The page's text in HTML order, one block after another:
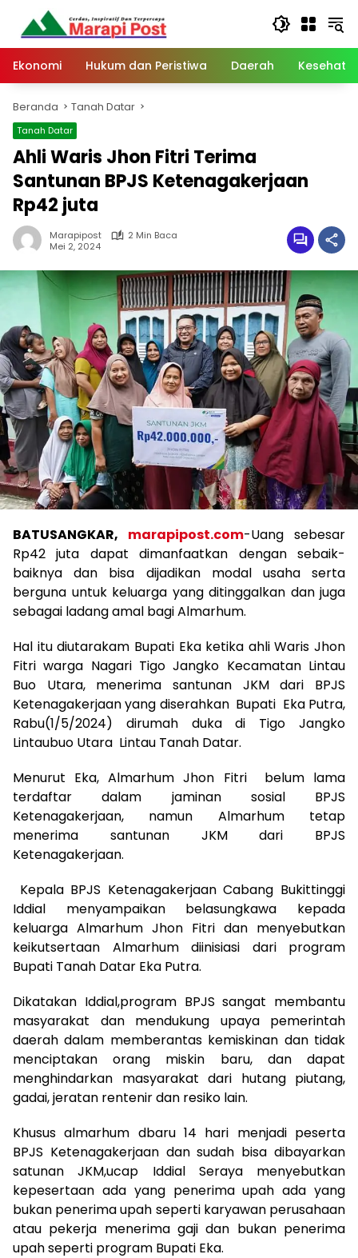
Langsung
konten
Ekonomi
Hukum dan Peristiwa Daerah
Beranda Tanah Datar
Tanah Datar
Ahli Waris Jhon Fitri Terima
Santunan BPJS Ketenagakerjaan
Rp42 juta
Marapipost
2 Min Baca
Mei 2, 2024
BATUSANGKAR, marapipost.com-Uang sebesar
Rp42 juta dapat dimanfaatkan dengan sebaik-
baiknya dan bisa dijadikan modal usaha serta
berguna untuk keluarga yang ditinggalkan dan juga
sebagai ladang amal bagi Almarhum.
Hal itu diutarakam Bupati Eka ketika ahli Waris Jhon
Fitri warga Nagari Tigo Jangko Kecamatan Lintau
Buo Utara, menerima santunan JKM dari BPJS
Ketenagakerjaan yang diserahkan Bupati Eka Putra,
Rabu(1/5/2024) dirumah duka di Tigo Jangko
Lintaubuo Utara Lintau Tanah Datar.
Menurut Eka, Almarhum Jhon Fitri belum lama
terdaftar dalam jaminan sosial BPJS
Ketenagakerjaan, namun Almarhum tetap
menerima santunan JKM dari BPJS
Ketenagakerjaan.
Kepala BPJS Ketenagakerjaan Cabang Bukittinggi
Iddial menyampaikan belasungkawa kepada
keluarga Almarhum Jhon Fitri dan menyebutkan
keikutsertaan Almarhum diinisiasi dari program
Bupati Tanah Datar Eka Putra.
Dikatakan Iddial,program BPJS sangat membantu
masyarakat dan mendukung upaya pemerintah
daerah dalam memberantas kemiskinan dan tidak
menciptakan orang miskin baru, dan dapat
menghindarkan masyarakat dari hutang piutang,
gadai, jeratan rentenir dan resiko lain.
Khusus almarhum dbaru 14 hari menjadi peserta
BPJS Ketenagakerjaan dan sudah bisa dibayarkan
satunan JKM,ucap Iddial Seraya menyebutkan
kepesertaan ada yang penerima upah ada yang
bukan penerima upah seperti karyawan perusahaan
atau pekerja menerima gaji dan bukan penerima
upah seperti program Bupati Eka.